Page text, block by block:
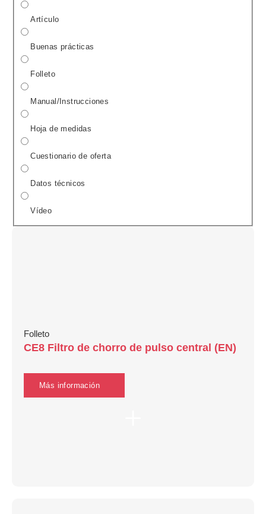
Artículo
Buenas prácticas
Folleto
Manual/Instrucciones
Hoja de medidas
Cuestionario de oferta
Datos técnicos
Vídeo
Folleto
CE8 Filtro de chorro de pulso central (EN)
Más información